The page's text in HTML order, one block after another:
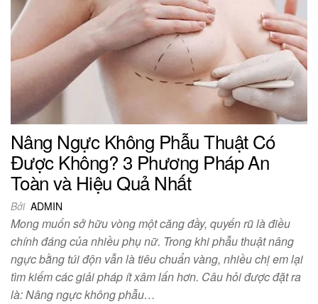
Nâng Ngực Không Phẫu Thuật Có
Được Không? 3 Phương Pháp An
Toàn và Hiệu Quả Nhất
Bởi ADMIN
Mong muốn sở hữu vòng một căng đầy, quyến rũ là điều
chính đáng của nhiều phụ nữ. Trong khi phẫu thuật nâng
ngực bằng túi độn vẫn là tiêu chuẩn vàng, nhiều chị em lại
tìm kiếm các giải pháp ít xâm lấn hơn. Câu hỏi được đặt ra
là: Nâng ngực không phẫu…